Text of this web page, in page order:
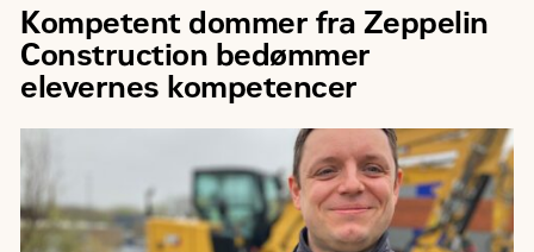
Kompetent dommer fra Zeppelin
Construction bedømmer
elevernes kompetencer